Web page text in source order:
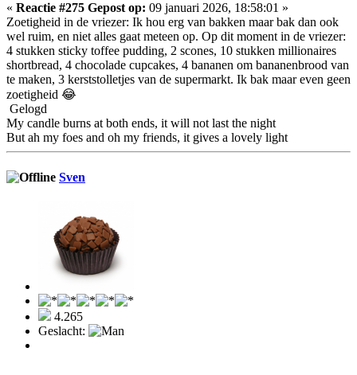
« Reactie #275 Gepost op: 09 januari 2026, 18:58:01 »
Zoetigheid in de vriezer: Ik hou erg van bakken maar bak dan ook
wel ruim, en niet alles gaat meteen op. Op dit moment in de vriezer:
4 stukken sticky toffee pudding, 2 scones, 10 stukken millionaires
shortbread, 4 chocolade cupcakes, 4 bananen om bananenbrood van
te maken, 3 kerststolletjes van de supermarkt. Ik bak maar even geen
zoetigheid 😂
Gelogd
My candle burns at both ends, it will not last the night
But ah my foes and oh my friends, it gives a lovely light
Sven
4.265
Geslacht: